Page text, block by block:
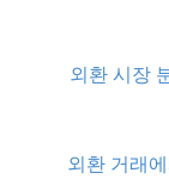
외환 시장
외환 거래